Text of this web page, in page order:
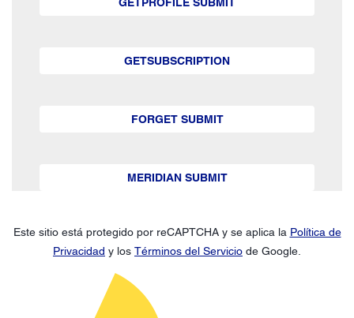
GETSUBSCRIPTION
FORGET SUBMIT
MERIDIAN SUBMIT
Este sitio está protegido por reCAPTCHA y se aplica la Política de
Privacidad y los Términos del Servicio de Google.